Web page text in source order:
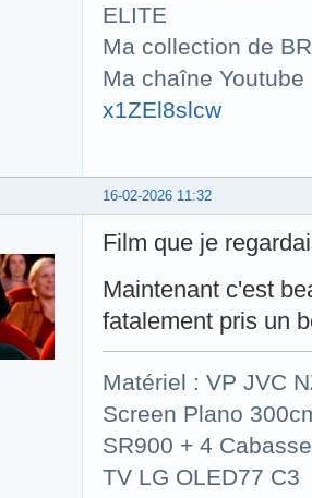
ELITE
Ma collection de
Ma chaîne
x1ZEl8slcw
16-02-2026 11:32
Film que je
Maintenant c'est
fatalement pris un
Matériel : VP JVC
Screen Plano
SR900 + 4
TV LG OLED77 C3